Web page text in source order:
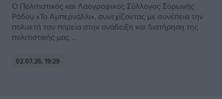
Ο Πολιτιστικός και Λαογραφικός Σύλλογος Σορωνής
Ρόδου «Το Αμπερνάλλι», συνεχίζοντας με συνέπεια την
πολυετή του πορεία στην ανάδειξη και διατήρηση της
πολιτιστικής μας ...
02.07.26, 19:29